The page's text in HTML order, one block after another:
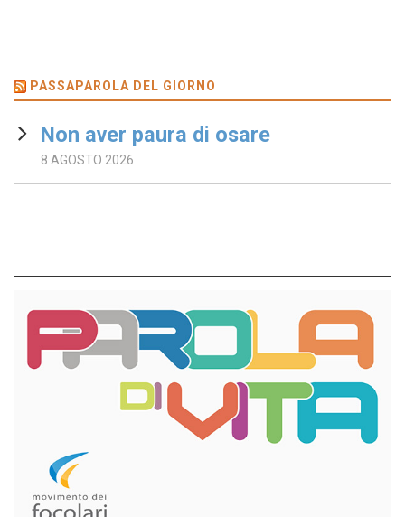
PASSAPAROLA DEL GIORNO
Non aver paura di osare
8 AGOSTO 2026